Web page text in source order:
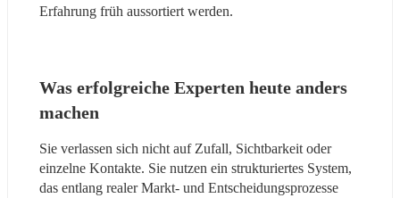
Erfahrung früh aussortiert werden.
Was erfolgreiche Experten heute anders
machen
Sie verlassen sich nicht auf Zufall, Sichtbarkeit oder
einzelne Kontakte. Sie nutzen ein strukturiertes System,
das entlang realer Markt- und Entscheidungsprozesse